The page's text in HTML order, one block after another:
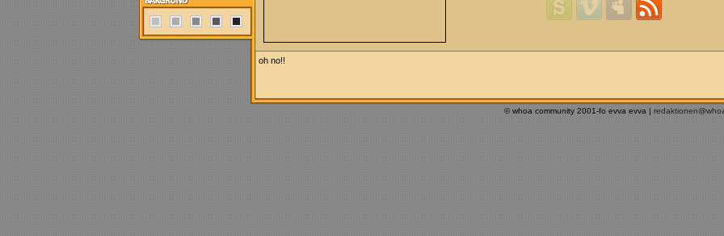
oh no!!
© whoa community 2001-fo evva evva |